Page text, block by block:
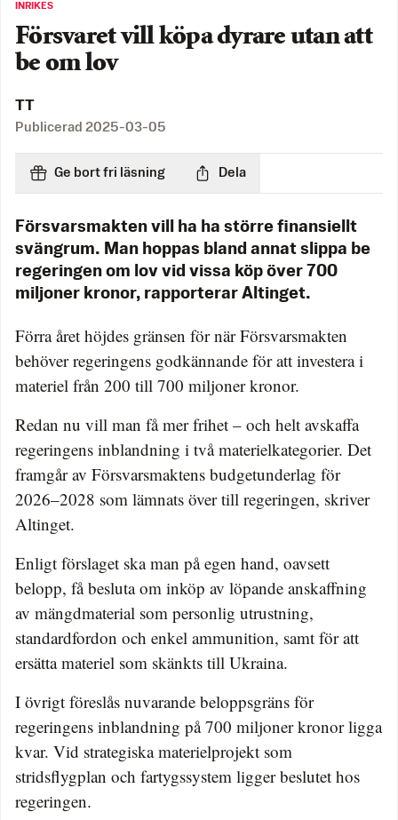
INRIKES
Försvaret vill köpa dyrare utan att
be om lov
TT
Publicerad 2025-03-05
Ge bort fri läsning Dela
Försvarsmakten vill ha ha större finansiellt
svängrum. Man hoppas bland annat slippa be
regeringen om lov vid vissa köp över 700
miljoner kronor, rapporterar Altinget.
Förra året höjdes gränsen för när Försvarsmakten
behöver regeringens godkännande för att investera i
materiel från 200 till 700 miljoner kronor.
Redan nu vill man få mer frihet – och helt avskaffa
regeringens inblandning i två materielkategorier. Det
framgår av Försvarsmaktens budgetunderlag för
2026–2028 som lämnats över till regeringen, skriver
Altinget.
Enligt förslaget ska man på egen hand, oavsett
belopp, få besluta om inköp av löpande anskaffning
av mängdmaterial som personlig utrustning,
standardfordon och enkel ammunition, samt för att
ersätta materiel som skänkts till Ukraina.
I övrigt föreslås nuvarande beloppsgräns för
regeringens inblandning på 700 miljoner kronor ligga
kvar. Vid strategiska materielprojekt som
stridsflygplan och fartygssystem ligger beslutet hos
regeringen.